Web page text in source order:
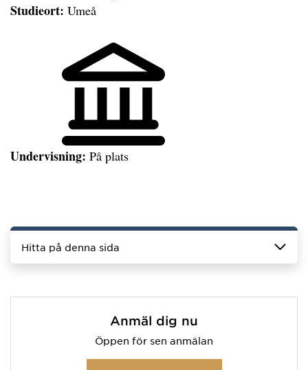
Studieort: Umeå
Undervisning: På plats
Hitta på denna sida
Anmäl dig nu
Öppen för sen anmälan